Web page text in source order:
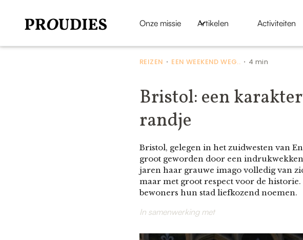
Onze missie Artikelen Activiteiten
REIZEN • EEN WEEKEND WEG.. • 4 min
Bristol: een
randje
Bristol, gelegen in het zuidwesten van
groot geworden door een
jaren haar grauwe imago volledig van
maar met groot respect voor de historie.
bewoners hun stad liefkozend noemen.
In samenwerking met